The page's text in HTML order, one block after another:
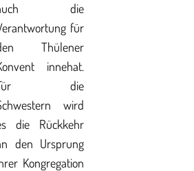
die
für
Thülener
innehat.
die
wird
die Rückkehr
den Ursprung
Kongregation